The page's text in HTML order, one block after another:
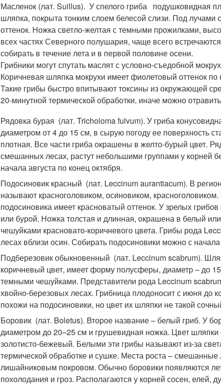
Масленок (лат. Suillus). У спелого гриба подушковидная
шляпка, покрыта тонким слоем белесой слизи. Под
оттенок. Ножка светло-желтая с темными прожилками,
всех частях Северного полушария, чаще всего
собирать в течение лета и в первой половине осени.
Грибники могут спутать маслят с условно-съедобной
Коричневая шляпка мокрухи имеет фиолетовый оттенок по
Такие грибы быстро впитывают токсины из окружающей
20-минутной термической обработки, иначе можно
Рядовка бурая (лат. Tricholoma fulvum). У гриба
диаметром от 4 до 15 см, в сырую погоду ее поверхность
плотная. Все части гриба окрашены в желто-бурый цвет.
смешанных лесах, растут небольшими группами у корней
начала августа по конец октября.
Подосиновик красный (лат. Leccinum aurantiacum). В
называют красноголовиком, оси́новиком,
подосиновика имеет красноватый оттенок. У зрелых
или бурой. Ножка толстая и длинная, окрашена в белый
чешуйками красновато-коричневого цвета. Грибы рода
лесах вблизи осин. Собирать подосиновики можно с начала
Подберезовик обыкновенный (лат. Leccinum scabrum).
коричневый цвет, имеет форму полусферы, диаметр – до
темными чешуйками. Представители рода Leccinum
хвойно-березовых лесах. Грибница плодоносит с июня до
похожи на подосиновики, но цвет их шляпки не такой
Боровик (лат. Boletus). Второе название – белый гриб. У
диаметром до 20–25 см и грушевидная ножка. Цвет
золотисто-бежевый. Белыми эти грибы называют из-за
термической обработке и сушке. Места роста –
лишайниковым покровом. Обычно боровики появляются
похолодания и гроз. Располагаются у корней сосен, елей,